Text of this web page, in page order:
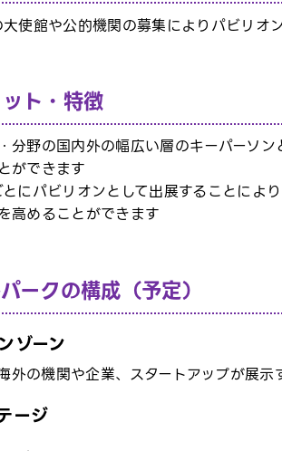
使館や公的機関の募集によりパビリオ
ト・特徴
分野の国内外の幅広い層のキーパーソ
ができます
にパビリオンとして出展することによ
高めることができます
ークの構成（予定）
ゾーン
外の機関や企業、スタートアップが展示
ージ